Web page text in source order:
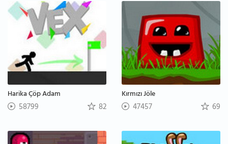
Harika Çöp Adam
58799 82
Kırmızı Jöle
47457 69